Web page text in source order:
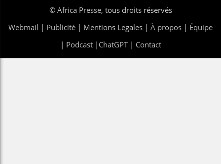
© Africa Presse, tous droits réservés
Webmail | Publicité | Mentions Legales | À propos | Équipe
| Podcast| ChatGPT| Contact